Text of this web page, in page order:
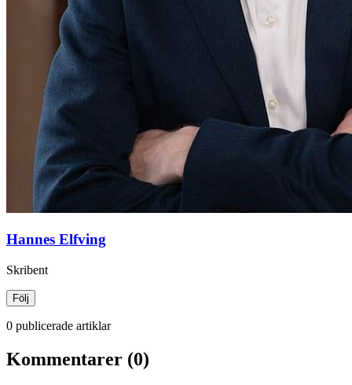
Hannes Elfving
Skribent
Följ
0 publicerade artiklar
Kommentarer (0)